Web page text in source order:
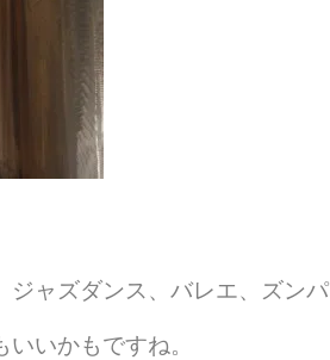
ジャズダンス、バレエ、ズンパ
いかもですね。